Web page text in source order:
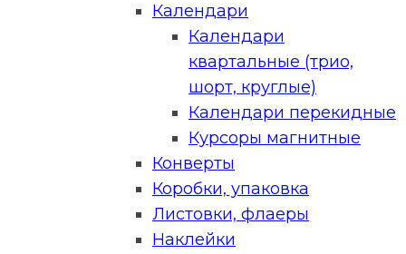
Календари
Календари
квартальные (трио,
шорт, круглые)
Календари перекидные
Курсоры магнитные
Конверты
Коробки, упаковка
Листовки, флаеры
Наклейки